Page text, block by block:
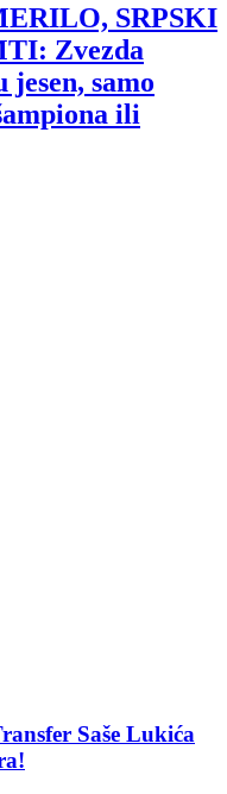
SRPSKI
Zvezda
jesen, samo
ili
Saše Lukića